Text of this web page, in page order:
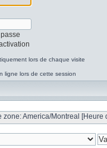
lors de chaque visite
ligne lors de cette session
zone: America/Montreal [Heure